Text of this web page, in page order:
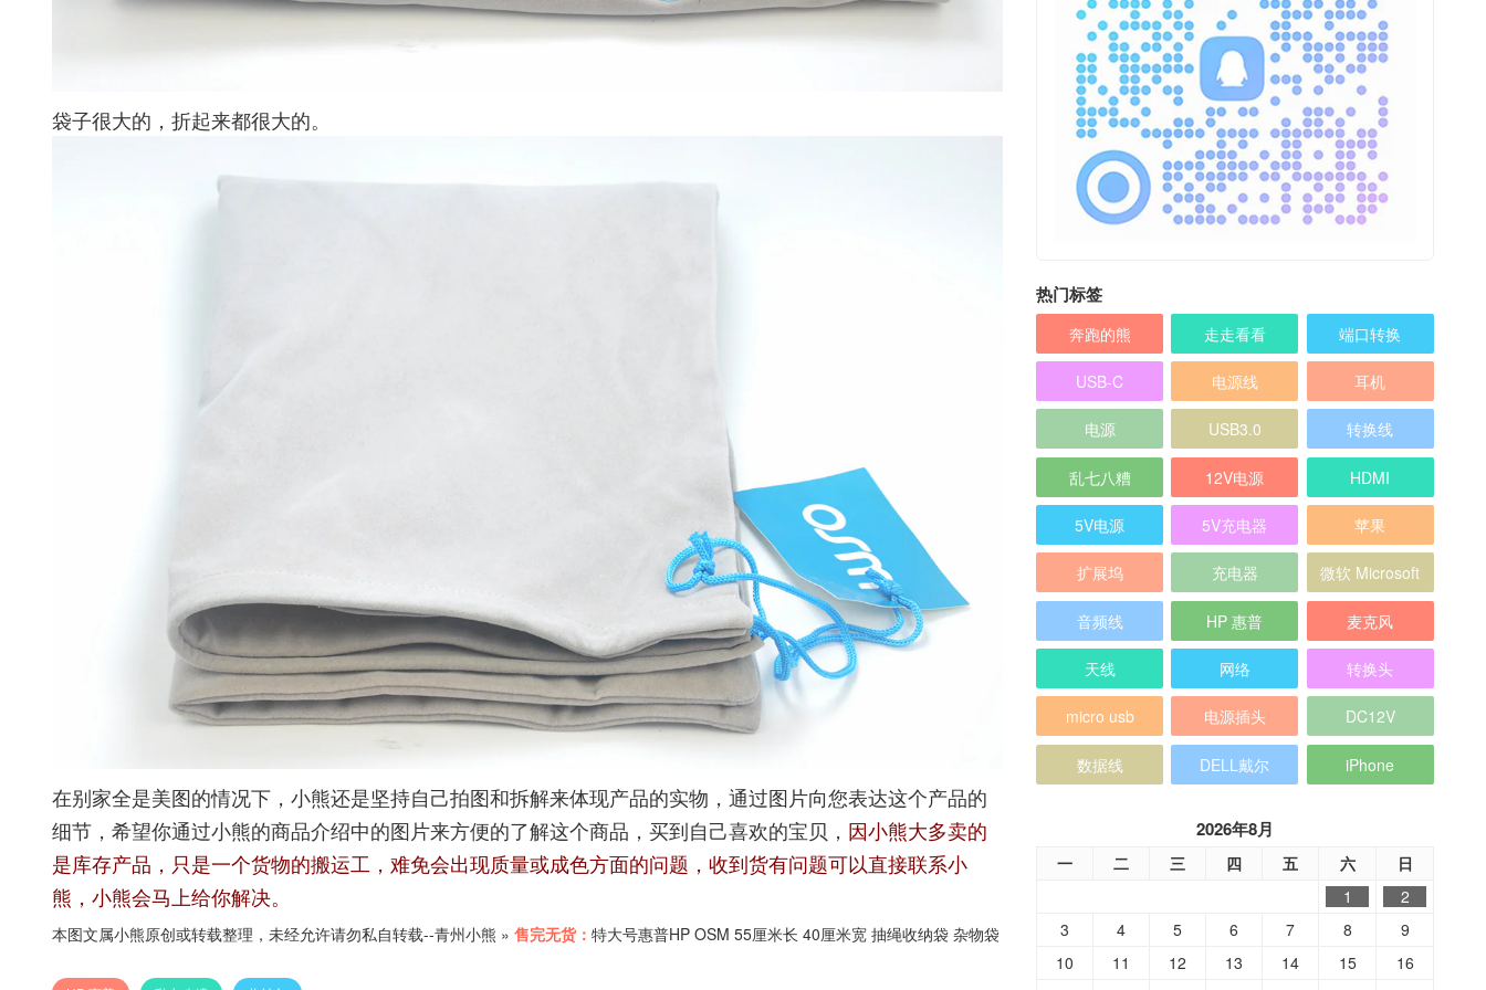
袋子很大的，折起来都很大的。
在别家全是美图的情况下，小熊还是坚持自己拍图和拆解来体现产品的实物，通过图片向您表达这个产品的
细节，希望你通过小熊的商品介绍中的图片来方便的了解这个商品，买到自己喜欢的宝贝， 因小熊大多卖的
是库存产品，只是一个货物的搬运工，难免会出现质量或成色方面的问题，收到货有问题可以直接联系小
熊，小熊会马上给你解决。
本图文属小熊原创或转载整理，未经允许请勿私自转载--青州小熊 » 售完无货： 特大号惠普HP OSM 55厘米长 40厘米宽 抽绳收纳袋 杂物袋
热门标签
奔跑的熊 走走看看 端口转换
USB-C 电源线 耳机
电源 USB3.0 转换线
乱七八糟 12V电源 HDMI
5V电源 5V充电器 苹果
扩展坞 充电器 微软 Microsoft
音频线 HP 惠普 麦克风
天线 网络 转换头
micro usb 电源插头 DC12V
数据线 DELL戴尔 iPhone
2026年8月
一 二 三 四 五 六
日
1
2
3
4 5 6 7 8
9
10
11 12 13 14 15
16